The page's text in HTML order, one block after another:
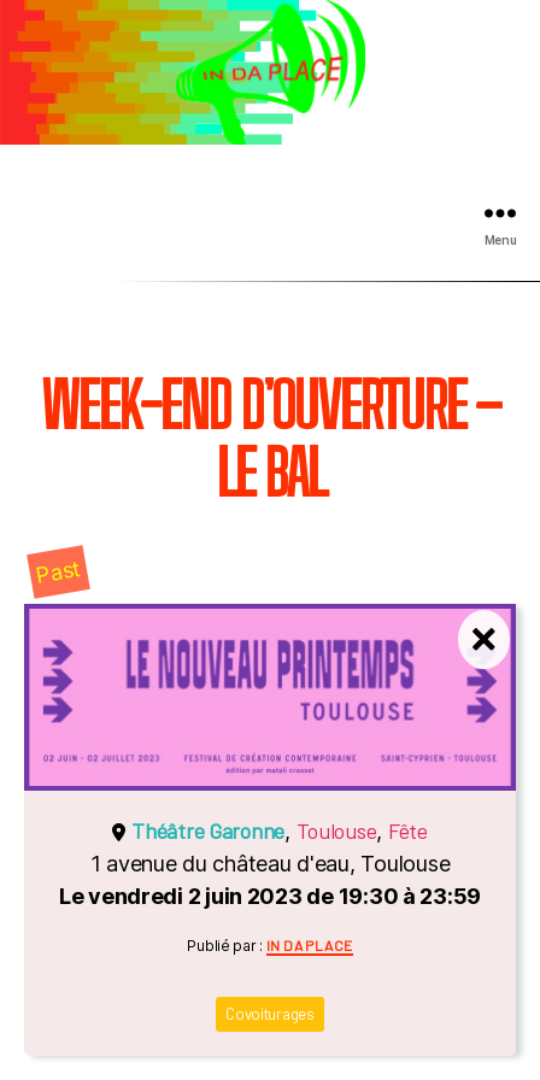
Menu
WEEK-END D’OUVERTURE –
LE BAL
Past
Théâtre Garonne, Toulouse, Fête
1 avenue du château d'eau, Toulouse
Le vendredi 2 juin 2023 de 19:30 à 23:59
Catégories
Publié par : IN DA PLACE
Covoiturages